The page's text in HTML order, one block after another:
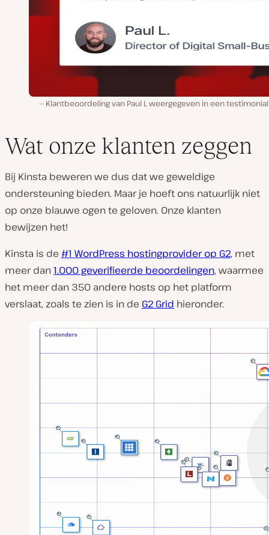
Klantbeoordeling van Paul L weergegeven in een
Wat onze klanten zeggen
Bij Kinsta beweren we dus dat we geweldige
ondersteuning bieden. Maar je hoeft ons natuurlijk niet
op onze blauwe ogen te geloven. Onze klanten
bewijzen het!
Kinsta is de #1 WordPress hostingprovider op G2, met
meer dan1.000 geverifieerde beoordelingen, waarmee
het meer dan 350 andere hosts op het platform
verslaat, zoals te zien is in de G2 Grid hieronder.